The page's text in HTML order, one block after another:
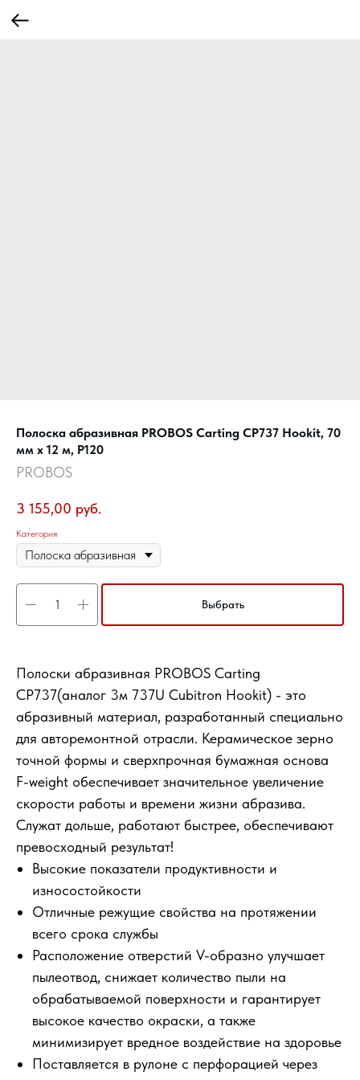
Полоска абразивная PROBOS Carting CP737 Hookit, 70
мм x 12 м, P120
PROBOS
3 155,00 руб.
Категория
Выбрать
Полоски абразивная PROBOS Carting
CP737(аналог 3м 737U Cubitron Hookit) - это
абразивный материал, разработанный специально
для авторемонтной отрасли. Керамическое зерно
точной формы и сверхпрочная бумажная основа
F-weight обеспечивает значительное увеличение
скорости работы и времени жизни абразива.
Служат дольше, работают быстрее, обеспечивают
превосходный результат!
Высокие показатели продуктивности и
износостойкости
Отличные режущие свойства на протяжении
всего срока службы
Расположение отверстий V-образно улучшает
пылеотвод, снижает количество пыли на
обрабатываемой поверхности и гарантирует
высокое качество окраски, а также
минимизирует вредное воздействие на здоровье
Поставляется в рулоне с перфорацией через